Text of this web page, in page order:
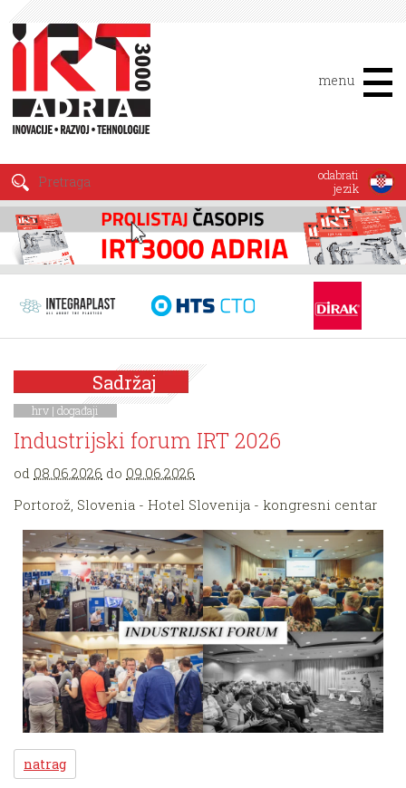
menu
odabrati
jezik
Sadržaj
hrv | događaji
Industrijski forum IRT 2026
od 08.06.2026 do 09.06.2026
Portorož, Slovenia - Hotel Slovenija - kongresni centar
natrag